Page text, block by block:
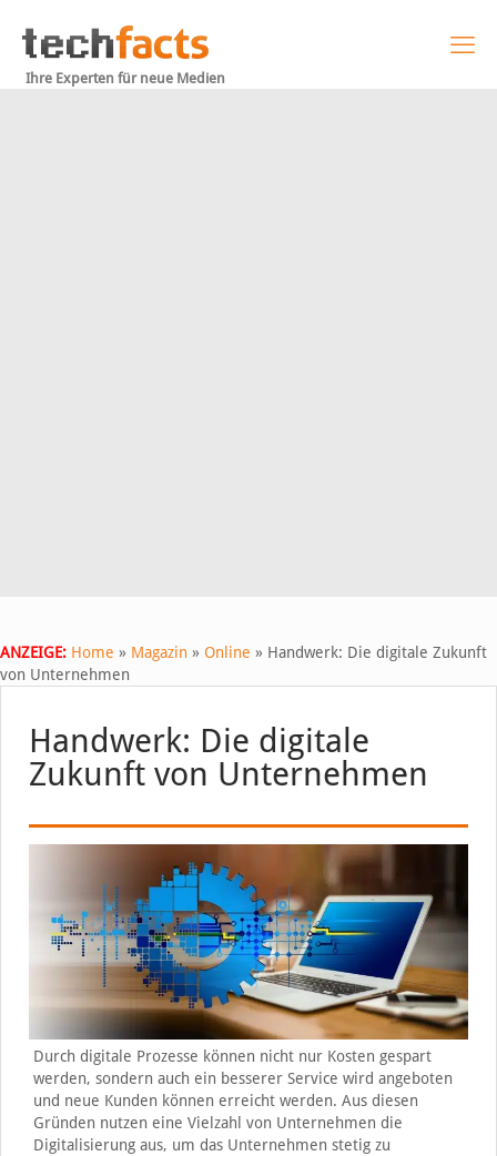
Ihre Experten für neue Medien
ANZEIGE: Home » Magazin » Online » Handwerk: Die digitale Zukunft
von Unternehmen
Handwerk: Die digitale
Zukunft von Unternehmen
Durch digitale Prozesse können nicht nur Kosten gespart
werden, sondern auch ein besserer Service wird angeboten
und neue Kunden können erreicht werden. Aus diesen
Gründen nutzen eine Vielzahl von Unternehmen die
Digitalisierung aus, um das Unternehmen stetig zu